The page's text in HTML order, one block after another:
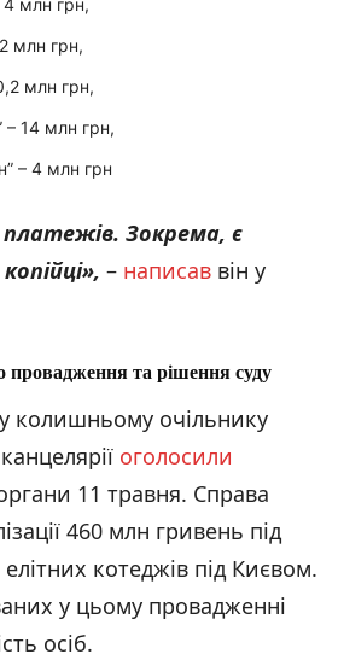
млн грн,
млн грн,
– 14 млн грн,
– 4 млн грн
платежів. Зокрема, є
», – написав він у
провадження та рішення суду
колишньому очільнику
оголосили
11 травня. Справа
460 млн гривень під
котеджів під Києвом.
у цьому провадженні
осіб.